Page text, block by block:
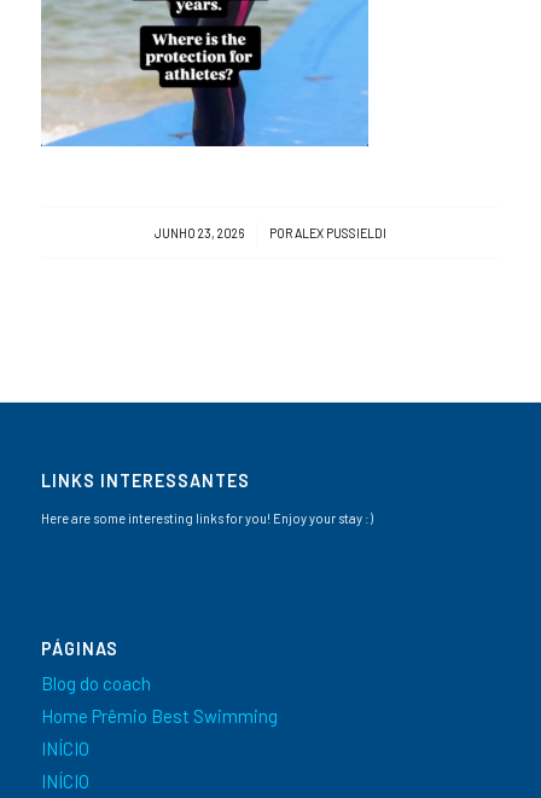
JUNHO 23, 2026
/ POR ALEX PUSSIELDI
LINKS INTERESSANTES
Here are some interesting links for you! Enjoy your stay :)
PÁGINAS
Blog do coach
Home Prêmio Best Swimming
INÍCIO
INÍCIO